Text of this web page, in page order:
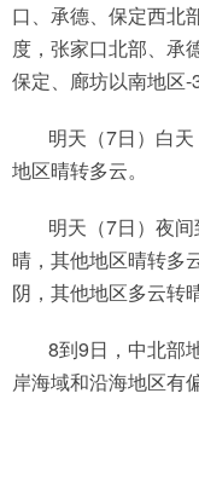
口、承德、保定西
度，张家口北部、承
保定、廊坊以南地区
明天（7日）白
地区晴转多云。
明天（7日）夜
晴，其他地区晴转多
阴，其他地区多云转晴
8到9日，中北部
岸海域和沿海地区有